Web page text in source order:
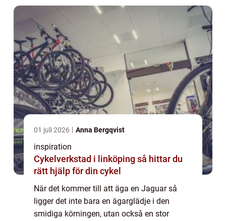
01 juli 2026 Anna Bergqvist
inspiration
Cykelverkstad i linköping så hittar du
rätt hjälp för din cykel
När det kommer till att äga en Jaguar så
ligger det inte bara en ägarglädje i den
smidiga körningen, utan också en stor